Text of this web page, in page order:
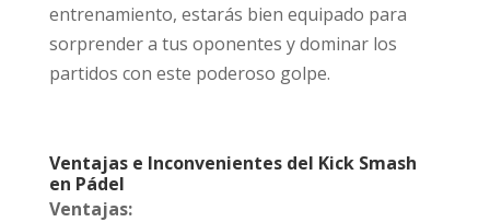
entrenamiento, estarás bien equipado para
sorprender a tus oponentes y dominar los
partidos con este poderoso golpe.
Ventajas e Inconvenientes del Kick Smash
en Pádel
Ventajas: